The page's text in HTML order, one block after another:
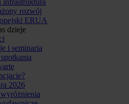
rozwój
ERUA
dzieje
i seminaria
2026